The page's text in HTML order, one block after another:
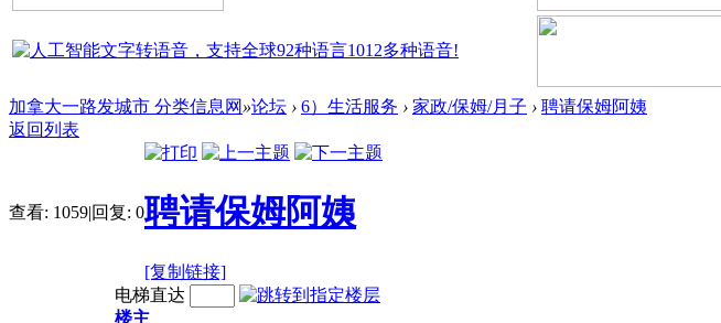
加拿大一路发城市 分类信息网 »论坛 › 6）生活服务 › 家政/保姆/月子 › 聘请保姆阿姨
返回列表
查看: 1059|回复: 0聘请保姆阿姨
[复制链接]
电梯直达
楼主